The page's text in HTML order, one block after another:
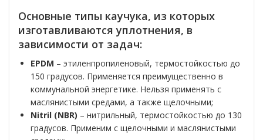
Основные типы каучука, из которых
изготавливаются уплотнения, в
зависимости от задач:
EPDM – этиленпропиленовый, термостойкостью до
150 градусов. Применяется преимущественно в
коммунальной энергетике. Нельзя применять с
маслянистыми средами, а также щелочными;
Nitril (NBR) – нитрильный, термостойкостью до 130
градусов. Применим с щелочными и маслянистыми